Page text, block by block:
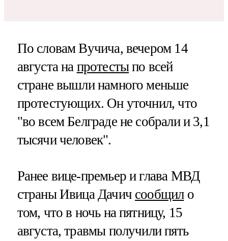
По словам Вучича, вечером 14
августа на протестыпо всей
стране вышли намного меньше
протестующих. Он уточнил, что
"во всем Белграде не собрали и 3,1
тысячи человек".
Ранее вице-премьер и глава МВД
страны Ивица Дачич сообщило
том, что в ночь на пятницу, 15
августа, травмы получили пять